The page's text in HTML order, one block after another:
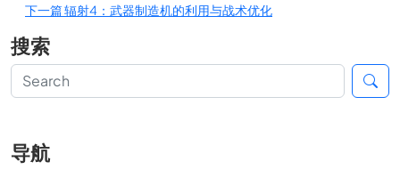
下一篇辐射4：武器制造机的利用与战术优化
搜索
导航